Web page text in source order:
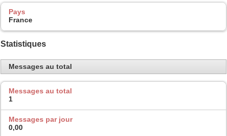
Pays
France
Statistiques
Messages au total
Messages au total
1
Messages par jour
0,00